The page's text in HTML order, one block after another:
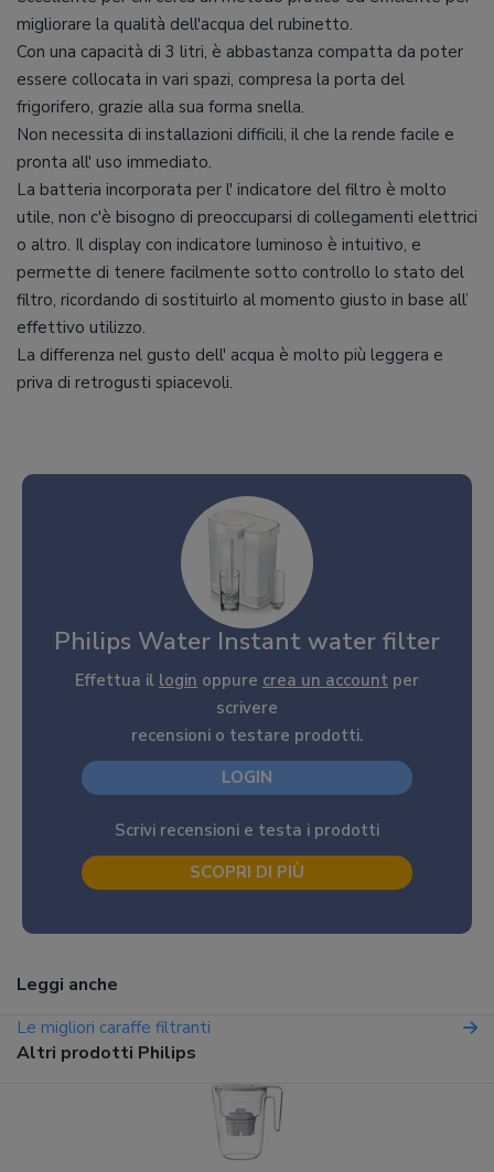
migliorare la qualità dell'acqua del rubinetto.
Con una capacità di 3 litri, è abbastanza compatta da poter
essere collocata in vari spazi, compresa la porta del
frigorifero, grazie alla sua forma snella.
Non necessita di installazioni difficili, il che la rende facile e
pronta all' uso immediato.
La batteria incorporata per l' indicatore del filtro è molto
utile, non c'è bisogno di preoccuparsi di collegamenti elettrici
o altro. Il display con indicatore luminoso è intuitivo, e
permette di tenere facilmente sotto controllo lo stato del
filtro, ricordando di sostituirlo al momento giusto in base all’
effettivo utilizzo.
La differenza nel gusto dell' acqua è molto più leggera e
priva di retrogusti spiacevoli.
Philips Water Instant water filter
Effettua il login oppure crea un account per
scrivere
recensioni o testare prodotti.
LOGIN
Scrivi recensioni e testa i prodotti
SCOPRI DI PIÙ
Leggi anche
Le migliori caraffe filtranti
Altri prodotti Philips